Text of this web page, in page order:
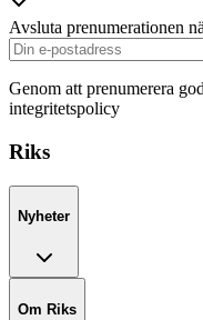
Avsluta prenumerationen
Genom att prenumerera
integritetspolicy
Riks
Nyheter
Om Riks